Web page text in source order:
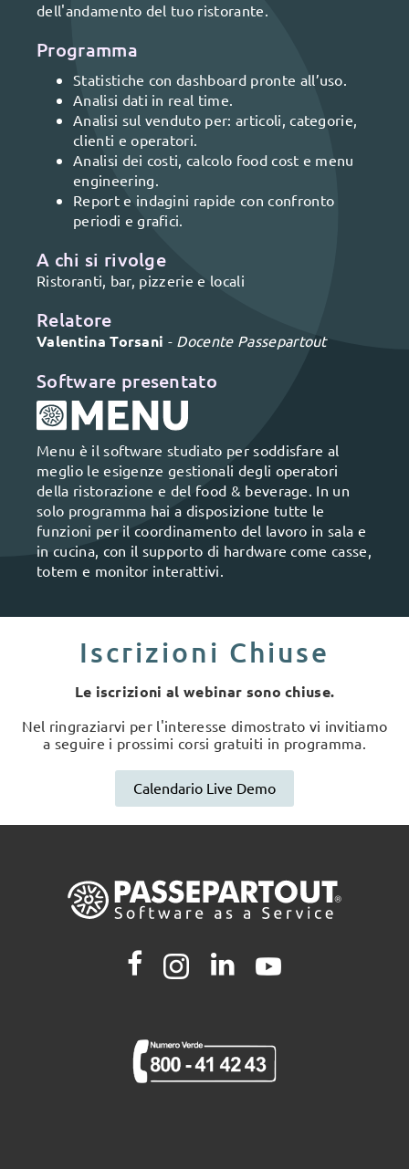
dell'andamento del tuo ristorante.
Programma
Statistiche con dashboard pronte all’uso.
Analisi dati in real time.
Analisi sul venduto per: articoli, categorie,
clienti e operatori.
Analisi dei costi, calcolo food cost e menu
engineering.
Report e indagini rapide con confronto
periodi e grafici.
A chi si rivolge
Ristoranti, bar, pizzerie e locali
Relatore
Valentina Torsani - Docente Passepartout
Software presentato
Menu è il software studiato per soddisfare al
meglio le esigenze gestionali degli operatori
della ristorazione e del food & beverage. In un
solo programma hai a disposizione tutte le
funzioni per il coordinamento del lavoro in sala e
in cucina, con il supporto di hardware come casse,
totem e monitor interattivi.
Iscrizioni Chiuse
Le iscrizioni al webinar sono chiuse.
Nel ringraziarvi per l'interesse dimostrato vi invitiamo
a seguire i prossimi corsi gratuiti in programma.
Calendario Live Demo